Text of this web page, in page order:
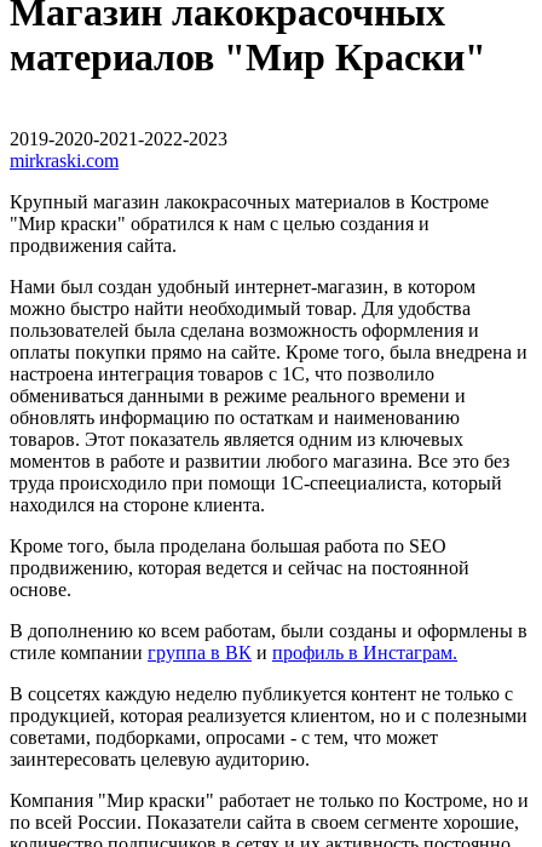
Магазин лакокрасочных
материалов "Мир Краски"
2019-2020-2021-2022-2023
mirkraski.com
Крупный магазин лакокрасочных материалов в Костроме
"Мир краски" обратился к нам с целью создания и
продвижения сайта.
Нами был создан удобный интернет-магазин, в котором
можно быстро найти необходимый товар. Для удобства
пользователей была сделана возможность оформления и
оплаты покупки прямо на сайте. Кроме того, была внедрена и
настроена интеграция товаров с 1С, что позволило
обмениваться данными в режиме реального времени и
обновлять информацию по остаткам и наименованию
товаров. Этот показатель является одним из ключевых
моментов в работе и развитии любого магазина. Все это без
труда происходило при помощи 1С-спеециалиста, который
находился на стороне клиента.
Кроме того, была проделана большая работа по SEO
продвижению, которая ведется и сейчас на постоянной
основе.
В дополнению ко всем работам, были созданы и оформлены в
стиле компании группа в ВК и профиль в Инстаграм.
В соцсетях каждую неделю публикуется контент не только с
продукцией, которая реализуется клиентом, но и с полезными
советами, подборками, опросами - с тем, что может
заинтересовать целевую аудиторию.
Компания "Мир краски" работает не только по Костроме, но и
по всей России. Показатели сайта в своем сегменте хорошие,